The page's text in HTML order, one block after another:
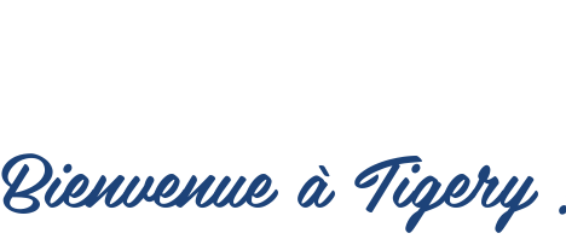
Bienvenue à